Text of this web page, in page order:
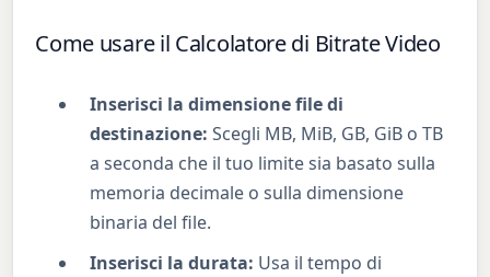
Come usare il Calcolatore di Bitrate Video
Inserisci la dimensione file di
destinazione: Scegli MB, MiB, GB, GiB o TB
a seconda che il tuo limite sia basato sulla
memoria decimale o sulla dimensione
binaria del file.
Inserisci la durata: Usa il tempo di